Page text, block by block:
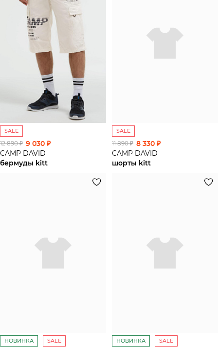
SALE
12 890 ₽ 9 030 ₽
CAMP DAVID
бермуды kitt
SALE
11 890 ₽ 8 330 ₽
CAMP DAVID
шорты kitt
НОВИНКА SALE НОВИНКА SALE